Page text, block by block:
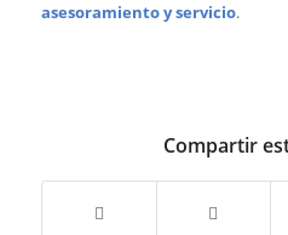
asesoramiento y servicio.
Compartir